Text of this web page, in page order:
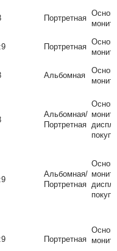
Портретная
Портретная
Альбомная
Альбомная/
Портретная
Альбомная/
Портретная
Портретная